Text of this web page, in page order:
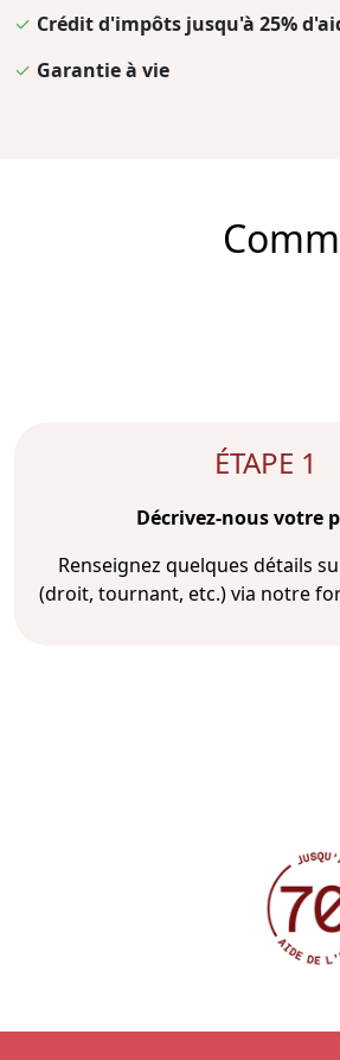
✓ Crédit d'impôts jusqu'à 25%
✓ Garantie à vie
ÉTAPE 1
Décrivez-nous votre
Renseignez quelques détails
(droit, tournant, etc.) via notre